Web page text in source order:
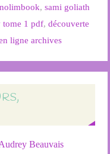
nolimbook,sami goliath
tome 1 pdf,découverte
ligne archives
Beauvais